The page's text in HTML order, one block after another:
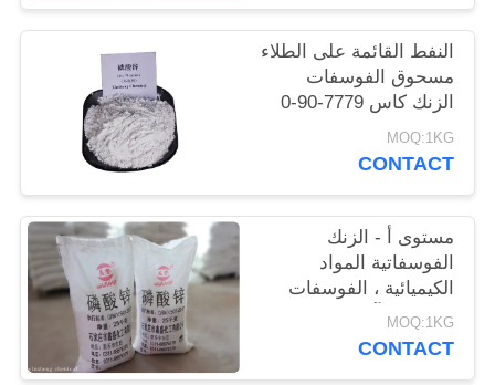
النفط القائمة على الطلاء
مسحوق الفوسفات
الزنك كاس 7779-90-0
للسفن والصلب الهياكل
حماية
MOQ:1KG
CONTACT
مستوى أ - الزنك
الفوسفاتية المواد
الكيميائية ، الفوسفات
مضادة للتآكل الصبغة غير
العضوية مسحوق أبيض
MOQ:1KG
CONTACT